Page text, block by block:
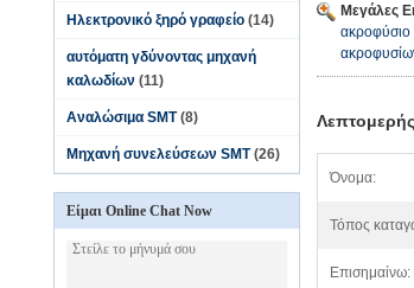
Ηλεκτρονικό ξηρό γραφείο (14)
αυτόματη γδύνοντας μηχανή
καλωδίων (11)
Αναλώσιμα SMT (8)
Μηχανή συνελεύσεων SMT (26)
Είμαι Online Chat Now
Μεγάλες
Όνομα:
Τόπος
Επισημαίνω: